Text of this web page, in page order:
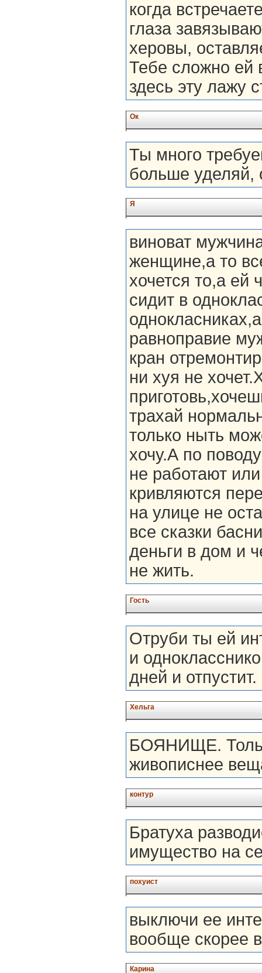
когда
глаза
херовы,
Тебе сложно ей
здесь эту лажу
Ок
Ты много
больше уделяй,
Я
виноват
женщине,а то
хочется то,а ей
сидит в
равноправие
кран
ни хуя не
трахай
только ныть
хочу.А по
не работают
кривляются
на улице не
все сказки
деньги в дом и
не жить.
Гость
Отруби ты ей
и
дней и отпустит.
Хельга
БОЯНИЩЕ.
живописнее
контур
Братуха
имущество на
похуист
выключи ее
вообще скорее
Карина